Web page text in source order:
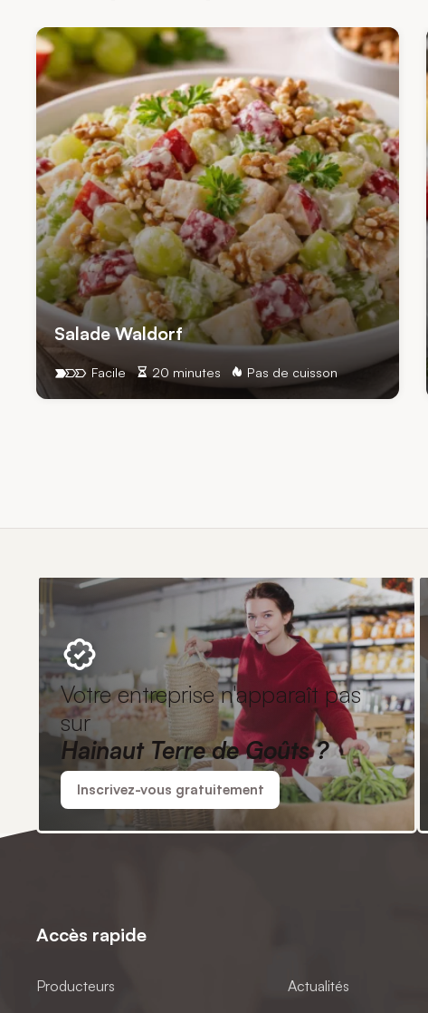
Salade Waldorf
20 minutes Pas de cuisson
Facile
Votre entreprise n'apparaît pas
sur
Hainaut Terre de Goûts ?
Inscrivez-vous gratuitement
Accès rapide
Producteurs
Actualités